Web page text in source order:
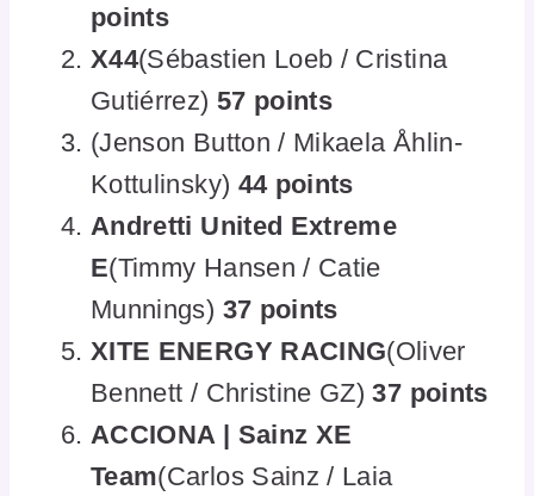
points
X44(Sébastien Loeb / Cristina
Gutiérrez) 57 points
(Jenson Button / Mikaela Åhlin-
Kottulinsky) 44 points
Andretti United Extreme
E(Timmy Hansen / Catie
Munnings) 37 points
XITE ENERGY RACING(Oliver
Bennett / Christine GZ)37 points
ACCIONA | Sainz XE
Team(Carlos Sainz / Laia